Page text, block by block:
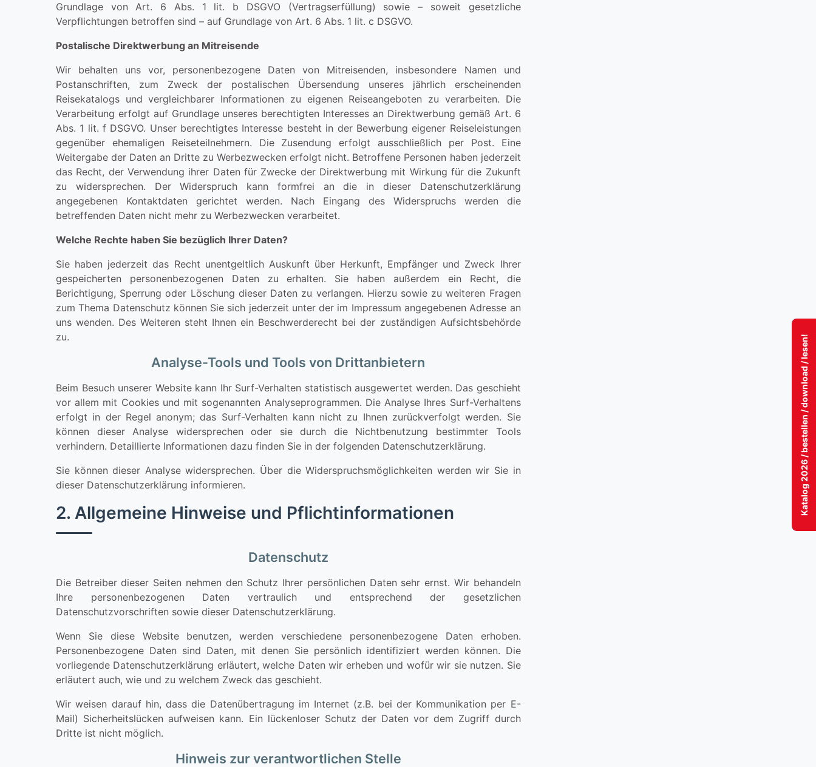
Katalog 2026 / bestellen / download / lesen!
Grundlage von Art. 6 Abs. 1 lit. b DSGVO (Vertragserfüllung) sowie – soweit gesetzliche
Verpflichtungen betroffen sind – auf Grundlage von Art. 6 Abs. 1 lit. c DSGVO.
Postalische Direktwerbung an Mitreisende
Wir behalten uns vor, personenbezogene Daten von Mitreisenden, insbesondere Namen und
Postanschriften, zum Zweck der postalischen Übersendung unseres jährlich erscheinenden
Reisekatalogs und vergleichbarer Informationen zu eigenen Reiseangeboten zu verarbeiten. Die
Verarbeitung erfolgt auf Grundlage unseres berechtigten Interesses an Direktwerbung gemäß Art. 6
Abs. 1 lit. f DSGVO. Unser berechtigtes Interesse besteht in der Bewerbung eigener Reiseleistungen
gegenüber ehemaligen Reiseteilnehmern. Die Zusendung erfolgt ausschließlich per Post. Eine
Weitergabe der Daten an Dritte zu Werbezwecken erfolgt nicht. Betroffene Personen haben jederzeit
das Recht, der Verwendung ihrer Daten für Zwecke der Direktwerbung mit Wirkung für die Zukunft
zu widersprechen. Der Widerspruch kann formfrei an die in dieser Datenschutzerklärung
angegebenen Kontaktdaten gerichtet werden. Nach Eingang des Widerspruchs werden die
betreffenden Daten nicht mehr zu Werbezwecken verarbeitet.
Welche Rechte haben Sie bezüglich Ihrer Daten?
Sie haben jederzeit das Recht unentgeltlich Auskunft über Herkunft, Empfänger und Zweck Ihrer
gespeicherten personenbezogenen Daten zu erhalten. Sie haben außerdem ein Recht, die
Berichtigung, Sperrung oder Löschung dieser Daten zu verlangen. Hierzu sowie zu weiteren Fragen
zum Thema Datenschutz können Sie sich jederzeit unter der im Impressum angegebenen Adresse an
uns wenden. Des Weiteren steht Ihnen ein Beschwerderecht bei der zuständigen Aufsichtsbehörde
zu.
Analyse-Tools und Tools von Drittanbietern
Beim Besuch unserer Website kann Ihr Surf-Verhalten statistisch ausgewertet werden. Das geschieht
vor allem mit Cookies und mit sogenannten Analyseprogrammen. Die Analyse Ihres Surf-Verhaltens
erfolgt in der Regel anonym; das Surf-Verhalten kann nicht zu Ihnen zurückverfolgt werden. Sie
können dieser Analyse widersprechen oder sie durch die Nichtbenutzung bestimmter Tools
verhindern. Detaillierte Informationen dazu finden Sie in der folgenden Datenschutzerklärung.
Sie können dieser Analyse widersprechen. Über die Widerspruchsmöglichkeiten werden wir Sie in
dieser Datenschutzerklärung informieren.
2. Allgemeine Hinweise und Pflichtinformationen
Datenschutz
Die Betreiber dieser Seiten nehmen den Schutz Ihrer persönlichen Daten sehr ernst. Wir behandeln
Ihre personenbezogenen Daten vertraulich und entsprechend der gesetzlichen
Datenschutzvorschriften sowie dieser Datenschutzerklärung.
Wenn Sie diese Website benutzen, werden verschiedene personenbezogene Daten erhoben.
Personenbezogene Daten sind Daten, mit denen Sie persönlich identifiziert werden können. Die
vorliegende Datenschutzerklärung erläutert, welche Daten wir erheben und wofür wir sie nutzen. Sie
erläutert auch, wie und zu welchem Zweck das geschieht.
Wir weisen darauf hin, dass die Datenübertragung im Internet (z.B. bei der Kommunikation per E-
Mail) Sicherheitslücken aufweisen kann. Ein lückenloser Schutz der Daten vor dem Zugriff durch
Dritte ist nicht möglich.
Hinweis zur verantwortlichen Stelle